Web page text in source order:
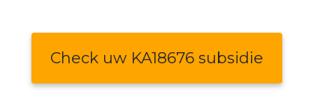
Check uw KA18676 subsidie